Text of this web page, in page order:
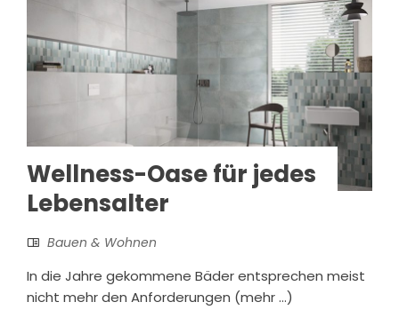
Wellness-Oase für jedes
Lebensalter
Bauen & Wohnen
In die Jahre gekommene Bäder entsprechen meist
nicht mehr den Anforderungen (mehr …)